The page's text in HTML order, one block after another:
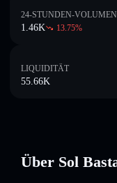
24-STUNDEN-VOLUMEN
1.46K 13.75%
LIQUIDITÄT
55.66K
Über Sol